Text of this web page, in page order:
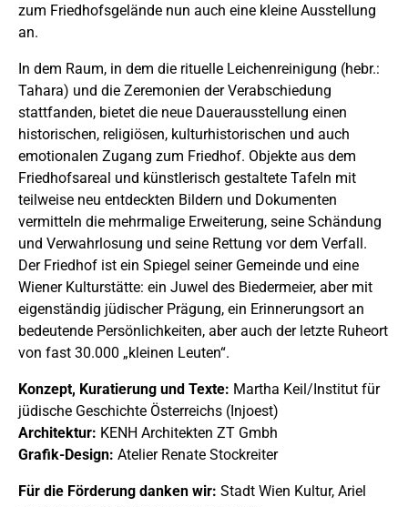
zum Friedhofsgelände nun auch eine kleine Ausstellung
an.
In dem Raum, in dem die rituelle Leichenreinigung (hebr.:
Tahara) und die Zeremonien der Verabschiedung
stattfanden, bietet die neue Dauerausstellung einen
historischen, religiösen, kulturhistorischen und auch
emotionalen Zugang zum Friedhof. Objekte aus dem
Friedhofsareal und künstlerisch gestaltete Tafeln mit
teilweise neu entdeckten Bildern und Dokumenten
vermitteln die mehrmalige Erweiterung, seine Schändung
und Verwahrlosung und seine Rettung vor dem Verfall.
Der Friedhof ist ein Spiegel seiner Gemeinde und eine
Wiener Kulturstätte: ein Juwel des Biedermeier, aber mit
eigenständig jüdischer Prägung, ein Erinnerungsort an
bedeutende Persönlichkeiten, aber auch der letzte Ruheort
von fast 30.000 „kleinen Leuten“.
Konzept, Kuratierung und Texte: Martha Keil/Institut für
jüdische Geschichte Österreichs (Injoest)
Architektur: KENH Architekten ZT Gmbh
Grafik-Design: Atelier Renate Stockreiter
Für die Förderung danken wir: Stadt Wien Kultur, Ariel